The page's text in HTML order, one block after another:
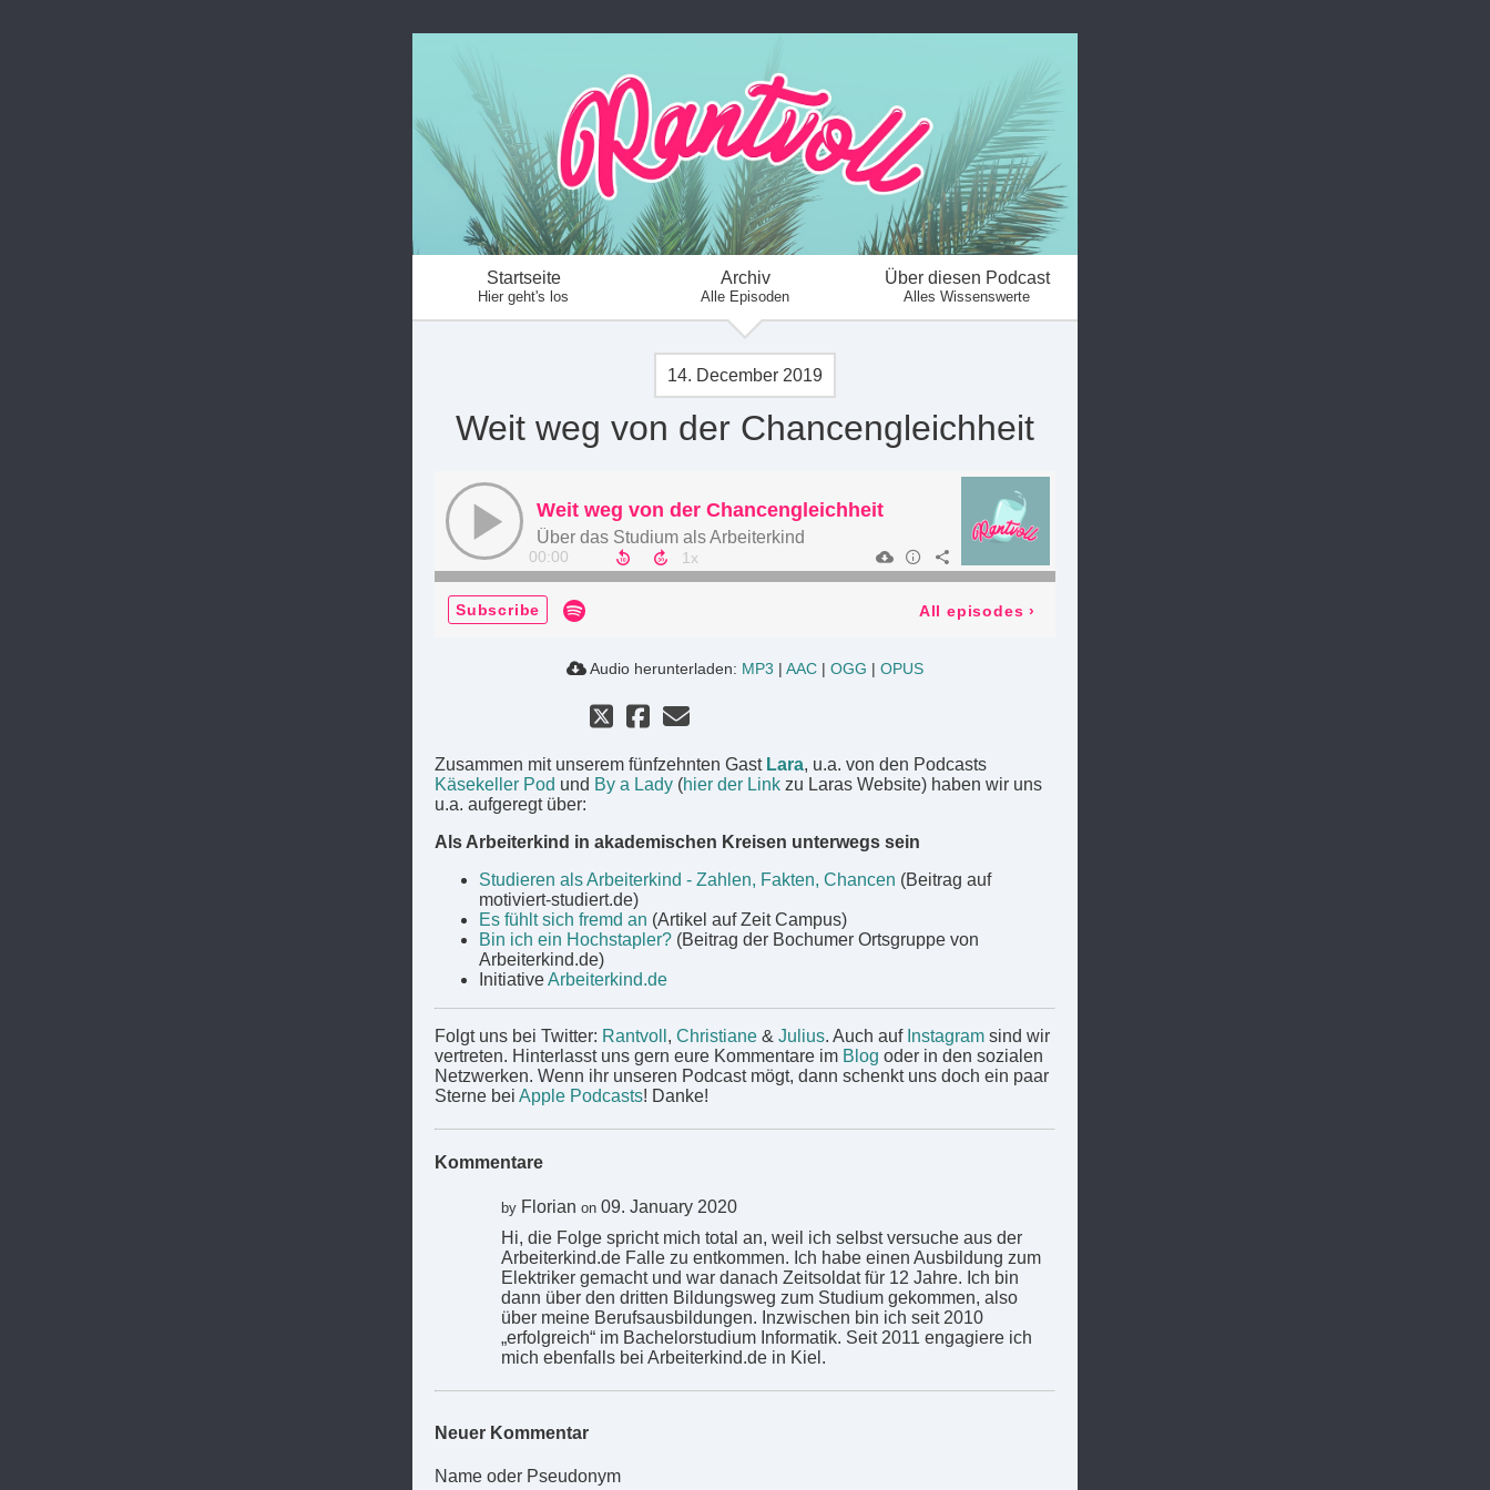
Startseite
Hier geht's los
Archiv
Alle Episoden
Über diesen Podcast
Alles Wissenswerte
14. December 2019
Weit weg von der Chancengleichheit
Weit weg von der Chancengleichheit
Über das Studium als Arbeiterkind
00:00
Subscribe All episodes ›
Audio herunterladen: MP3 | AAC | OGG | OPUS
Zusammen mit unserem fünfzehnten Gast Lara, u.a. von den Podcasts
Käsekeller Pod und By a Lady (hier der Link zu Laras Website) haben wir uns
u.a. aufgeregt über:
Als Arbeiterkind in akademischen Kreisen unterwegs sein
Studieren als Arbeiterkind - Zahlen, Fakten, Chancen (Beitrag auf
motiviert-studiert.de)
Es fühlt sich fremd an (Artikel auf Zeit Campus)
Bin ich ein Hochstapler? (Beitrag der Bochumer Ortsgruppe von
Arbeiterkind.de)
InitiativeArbeiterkind.de
Folgt uns bei Twitter: Rantvoll , Christiane & Julius. Auch auf Instagram sind wir
vertreten. Hinterlasst uns gern eure Kommentare im Blog oder in den sozialen
Netzwerken. Wenn ihr unseren Podcast mögt, dann schenkt uns doch ein paar
Sterne bei Apple Podcasts! Danke!
Kommentare
by Florian on 09. January 2020
Hi, die Folge spricht mich total an, weil ich selbst versuche aus der
Arbeiterkind.de Falle zu entkommen. Ich habe einen Ausbildung zum
Elektriker gemacht und war danach Zeitsoldat für 12 Jahre. Ich bin
dann über den dritten Bildungsweg zum Studium gekommen, also
über meine Berufsausbildungen. Inzwischen bin ich seit 2010
„erfolgreich“ im Bachelorstudium Informatik. Seit 2011 engagiere ich
mich ebenfalls bei Arbeiterkind.de in Kiel.
Neuer Kommentar
Name oder Pseudonym